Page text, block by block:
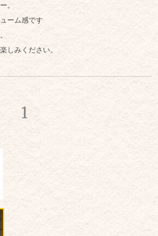
。
ーム感です
しみください。
1